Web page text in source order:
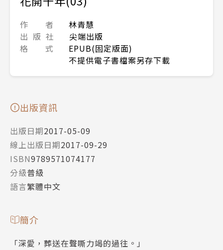
作 者
林青慧
出 版 社
尖端出版
格 式
EPUB(固定版面)
不提供電子書檔案另存下載
出版資訊
出版日期2017-05-09
線上出版日期2017-09-29
ISBN9789571074177
分級普級
語言繁體中文
簡介
「深愛，葬送在聲嘶力竭的過往。」